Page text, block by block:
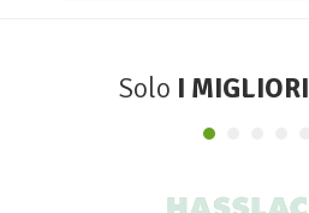
Solo I MIGLIORI